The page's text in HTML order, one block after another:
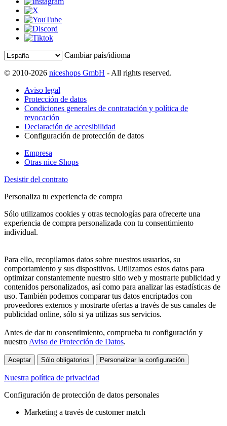
Cambiar país/idioma
© 2010-2026 niceshops GmbH - All rights reserved.
Aviso legal
Protección de datos
Condiciones generales de contratación y política de
revocación
Declaración de accesibilidad
Configuración de protección de datos
Empresa
Otras nice Shops
Desistir del contrato
Personaliza tu experiencia de compra
Sólo utilizamos cookies y otras tecnologías para ofrecerte una
experiencia de compra personalizada con tu consentimiento
individual.
Para ello, recopilamos datos sobre nuestros usuarios, su
comportamiento y sus dispositivos. Utilizamos estos datos para
optimizar constantemente nuestro sitio web y mostrarte publicidad y
contenidos personalizados, así como para analizar las estadísticas de
uso. También podemos comparar tus datos encriptados con
proveedores externos y mostrarte ofertas a través de sus canales de
publicidad online, sólo si ya utilizas sus servicios.
Antes de dar tu consentimiento, comprueba tu configuración y
nuestro Aviso de Protección de Datos.
Aceptar Sólo obligatorios Personalizar la configuración
Nuestra política de privacidad
Configuración de protección de datos personales
Marketing a través de customer match